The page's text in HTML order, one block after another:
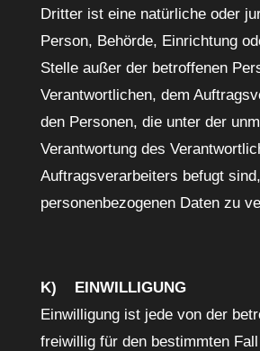
Dritter ist eine natürliche oder
Person, Behörde, Einrichtung
Stelle außer der betroffenen
Verantwortlichen, dem
den Personen, die unter der
Verantwortung des
Auftragsverarbeiters befugt
personenbezogenen Daten zu
K) EINWILLIGUNG
Einwilligung ist jede von der
freiwillig für den bestimmten